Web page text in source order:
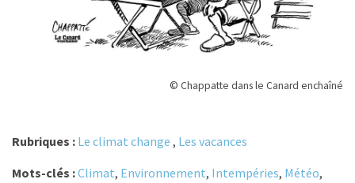
© Chappatte dans le Canard enchaîné
Rubriques : Le climat change , Les vacances
Mots-clés :Climat, Environnement, Intempéries, Météo,